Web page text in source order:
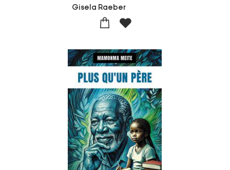
Gisela Raeber